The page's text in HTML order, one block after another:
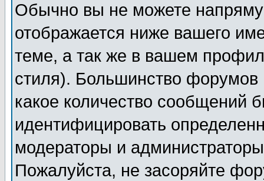
Обычно вы не можете
отображается ниже вашего
теме, а так же в вашем
стиля). Большинство форумов
какое количество сообщений
идентифицировать
модераторы и
Пожалуйста, не засоряйте